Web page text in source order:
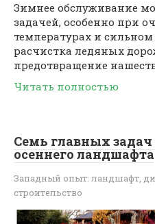
Зимнее обслуживание
задачей, особенно при
температурах и сильном
расчистка ледяных
предотвращение
Читать полностью
Семь главных
осеннего ландшафта
Западный опыт: ландшафт,
строительство